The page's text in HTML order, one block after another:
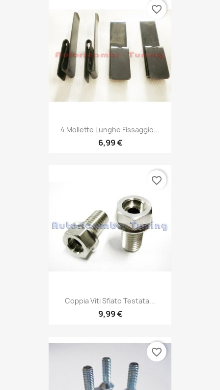
4 Mollette Lunghe Fissaggio...
6,99 €
favorite_border
Coppia Viti Sfiato Testata...
9,99 €
favorite_border
favorite_border